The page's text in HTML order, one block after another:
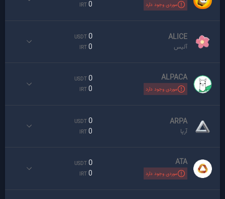
موردی وجود دارد 0
IRT
ALICE
آلیس
0
USDT
0
IRT
ALPACA
موردی وجود دارد
0
USDT
0
IRT
ARPA
آرپا
0
USDT
0
IRT
ATA
موردی وجود دارد
0
USDT
0
IRT